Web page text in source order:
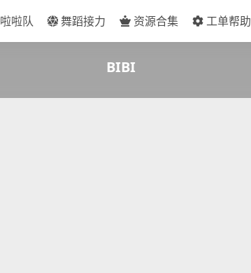
啦啦队 舞蹈接力 资源合集 工单帮助
BIBI